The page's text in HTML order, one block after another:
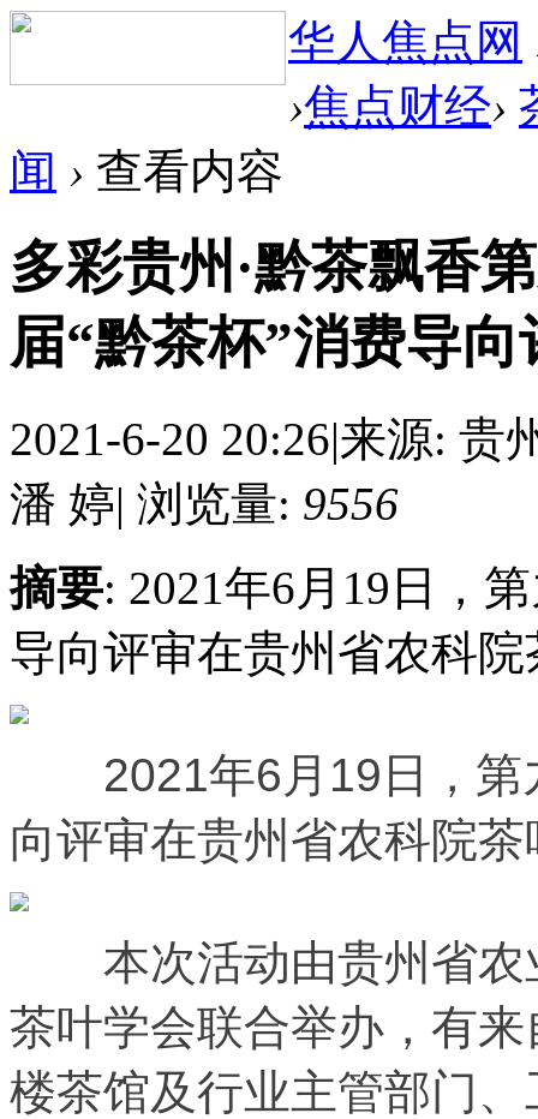
华人焦点网
›焦点财经›
闻 › 查看内容
多彩贵州·黔茶飘香
届“黔茶杯”消费导
2021-6-20 20:26|来源: 贵
潘 婷| 浏览量: 9556
摘要: 2021年6月19日，
导向评审在贵州省农科
2021年6月19日，第
向评审在贵州省农科院
本次活动由贵州省农
茶叶学会联合举办，有
楼茶馆及行业主管部门